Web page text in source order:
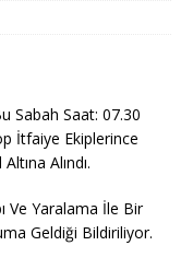
Sabah Saat: 07.30
İtfaiye Ekiplerince
Alındı.
Ve Yaralama İle Bir
Geldiği Bildiriliyor.